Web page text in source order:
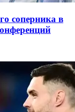
соперника в